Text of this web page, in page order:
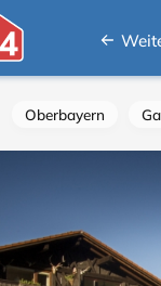
Oberbayern